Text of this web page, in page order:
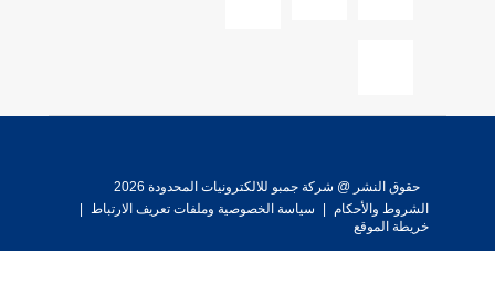
حقوق النشر @ شركة جمبو للالكترونيات المحدودة 2026
الشروط والأحكام
سياسة الخصوصية وملفات تعريف الارتباط
خريطة الموقع